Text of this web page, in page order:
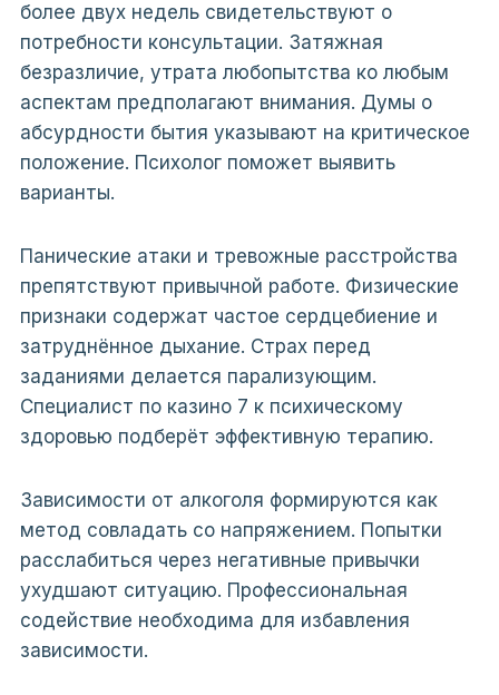
более двух недель свидетельствуют о
потребности консультации. Затяжная
безразличие, утрата любопытства ко любым
аспектам предполагают внимания. Думы о
абсурдности бытия указывают на критическое
положение. Психолог поможет выявить
варианты.
Панические атаки и тревожные расстройства
препятствуют привычной работе. Физические
признаки содержат частое сердцебиение и
затруднённое дыхание. Страх перед
заданиями делается парализующим.
Специалист по казино 7 к психическому
здоровью подберёт эффективную терапию.
Зависимости от алкоголя формируются как
метод совладать со напряжением. Попытки
расслабиться через негативные привычки
ухудшают ситуацию. Профессиональная
содействие необходима для избавления
зависимости.